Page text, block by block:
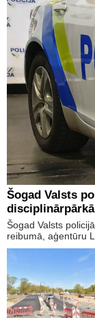
Šogad Valsts
Šogad Valsts
reibumā, aģentūru